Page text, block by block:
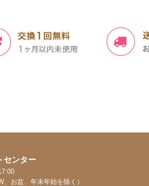
センター
、お盆、年末年始を除く）